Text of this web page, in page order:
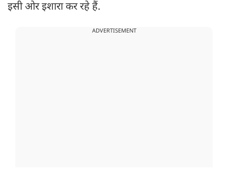
इसी ओर इशारा कर रहे हैं.
ADVERTISEMENT